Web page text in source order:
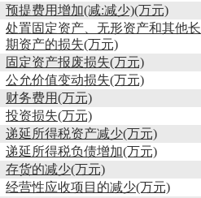
预提费用增加(减:减少)(万元)
处置固定资产、无形资产和其他长
期资产的损失(万元)
固定资产报废损失(万元)
公允价值变动损失(万元)
财务费用(万元)
投资损失(万元)
递延所得税资产减少(万元)
递延所得税负债增加(万元)
存货的减少(万元)
经营性应收项目的减少(万元)